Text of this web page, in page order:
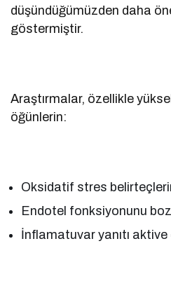
düşündüğümüzden daha
göstermiştir.
Araştırmalar, özellikle
öğünlerin:
Oksidatif stres
Endotel fonksiyonunu
İnflamatuvar yanıtı aktive